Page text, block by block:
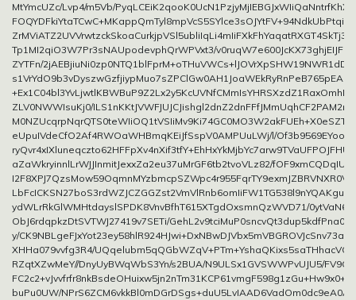
MtYmcUZc/Lvp4/m5Vb/
Tp1MI2qiO3W7Pr3sNAUpodevphQrWPVxt3/
ZYTFn/
ZLV0NWWIsuKj0/
eUpuIVdeCfO2Af4RWOaWHBmqKEiJfSspV0AMPUuLWj/l/
aZaWkryinnlLrWJJInmitJexxZa2eu37uMrGF6tb2tvoVLz82/
ydWLrRkGlWMHtdayslSPDK8VnvBfhT615XTgdOxsmnQzWVD71/
ObJ6rdqpkzDtSVTWJ27419v7SETi/
y/
XHHa079vvfg3R4/
RZqtXZwMeY//DnyUyBWqWbS3Yn/s2BUA/N9ULSx1GVSWWPvUJU5/
buPu0UW/